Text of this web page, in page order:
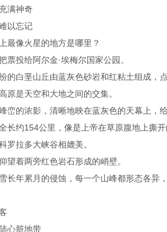
满神奇
以忘记
最像火星的地方是哪里？
票投给阿尔金·埃梅尔国家公园。
的白垩山丘由蓝灰色砂岩和红粘土组成，
原是天空和大地之间的交集。
峦的浓影，清晰地映在蓝灰色的天幕上，
长约154公里，像是上帝在草原腹地上撕
罗拉多大峡谷相媲美。
望着两旁红色岩石形成的峭壁。
长年累月的侵蚀，每一个山峰都形态各异
心脏地带